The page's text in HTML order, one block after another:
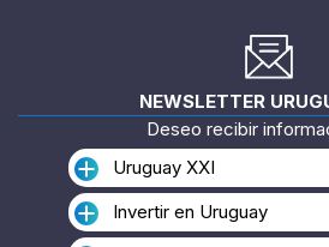
NEWSLETTER
Deseo recibir
Uruguay XXI
Invertir en Uruguay